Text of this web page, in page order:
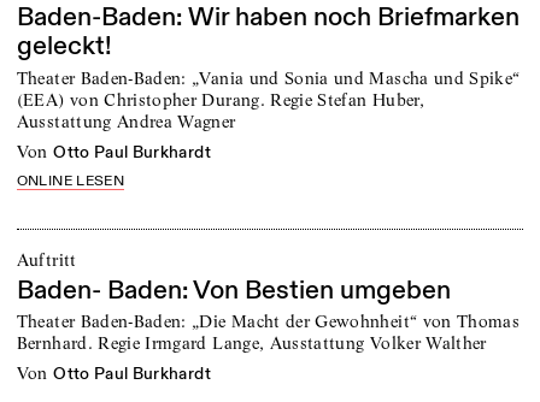
Baden-Baden: Wir haben noch Briefmarken
geleckt!
Theater Baden-Baden: „Vania und Sonia und Mascha und Spike“
(EEA) von Christopher Durang. Regie Stefan Huber,
Ausstattung Andrea Wagner
von Otto Paul Burkhardt
ONLINE LESEN
Auftritt
Baden- Baden: Von Bestien umgeben
Theater Baden-Baden: „Die Macht der Gewohnheit“ von Thomas
Bernhard. Regie Irmgard Lange, Ausstattung Volker Walther
von Otto Paul Burkhardt